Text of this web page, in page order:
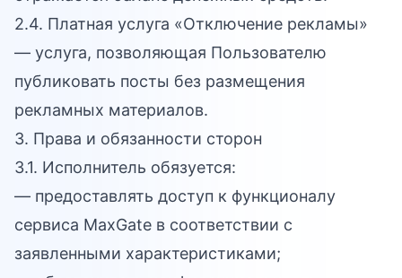
2.4. Платная услуга «Отключение рекламы»
— услуга, позволяющая Пользователю
публиковать посты без размещения
рекламных материалов.
3. Права и обязанности сторон
3.1. Исполнитель обязуется:
— предоставлять доступ к функционалу
сервиса MaxGate в соответствии с
заявленными характеристиками;